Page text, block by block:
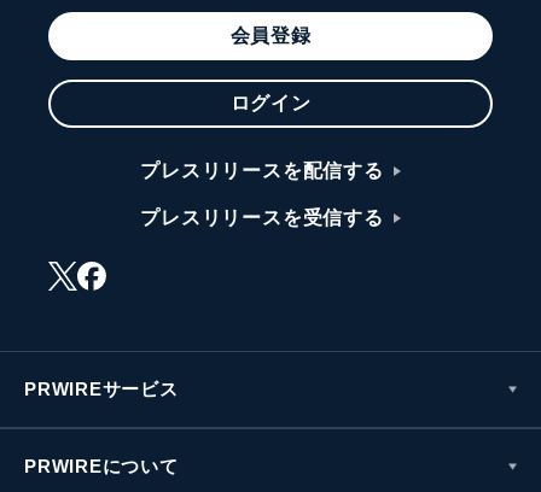
会員登録
ログイン
プレスリリースを配信する
プレスリリースを受信する
PRWIREサービス
PRWIREについて